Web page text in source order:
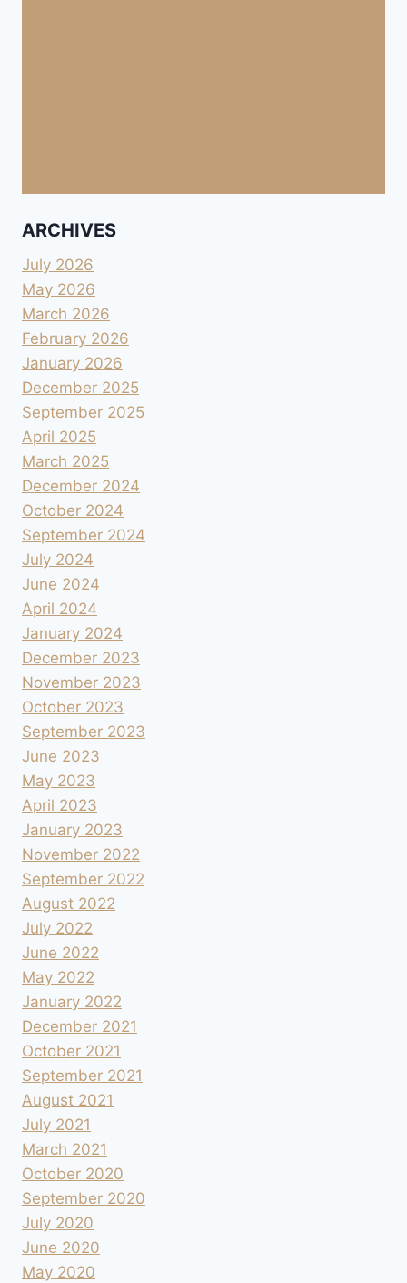
ARCHIVES
July 2026
May 2026
March 2026
February 2026
January 2026
December 2025
September 2025
April 2025
March 2025
December 2024
October 2024
September 2024
July 2024
June 2024
April 2024
January 2024
December 2023
November 2023
October 2023
September 2023
June 2023
May 2023
April 2023
January 2023
November 2022
September 2022
August 2022
July 2022
June 2022
May 2022
January 2022
December 2021
October 2021
September 2021
August 2021
July 2021
March 2021
October 2020
September 2020
July 2020
June 2020
May 2020